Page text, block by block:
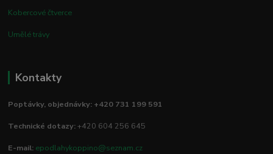
Kobercové čtverce
Umělé trávy
Kontakty
Poptávky, objednávky: +420 731 199 591
Technické dotazy:+420 604 256 645
E-mail: epodlahykoppino@seznam.cz